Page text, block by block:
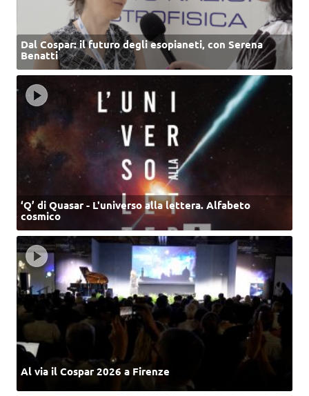
Dal Cospar: il futuro degli esopianeti, con Serena
Benatti
‘Q’ di Quasar - L'universo alla lettera. Alfabeto
cosmico
Al via il Cospar 2026 a Firenze